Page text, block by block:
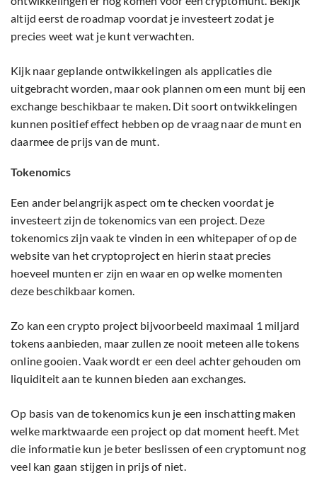
altijd eerst de roadmap voordat je investeert zodat je
precies weet wat je kunt verwachten.
Kijk naar geplande ontwikkelingen als applicaties die
uitgebracht worden, maar ook plannen om een munt bij een
exchange beschikbaar te maken. Dit soort ontwikkelingen
kunnen positief effect hebben op de vraag naar de munt en
daarmee de prijs van de munt.
Tokenomics
Een ander belangrijk aspect om te checken voordat je
investeert zijn de tokenomics van een project. Deze
tokenomics zijn vaak te vinden in een whitepaper of op de
website van het cryptoproject en hierin staat precies
hoeveel munten er zijn en waar en op welke momenten
deze beschikbaar komen.
Zo kan een crypto project bijvoorbeeld maximaal 1 miljard
tokens aanbieden, maar zullen ze nooit meteen alle tokens
online gooien. Vaak wordt er een deel achter gehouden om
liquiditeit aan te kunnen bieden aan exchanges.
Op basis van de tokenomics kun je een inschatting maken
welke marktwaarde een project op dat moment heeft. Met
die informatie kun je beter beslissen of een cryptomunt nog
veel kan gaan stijgen in prijs of niet.